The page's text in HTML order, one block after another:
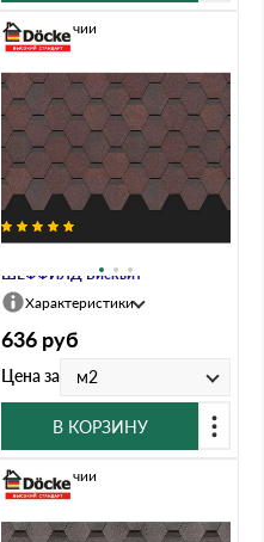
ШЕФФИЛД Бисквит
В наличии
Характеристики
636 руб
Цена за м2
В КОРЗИНУ
В наличии